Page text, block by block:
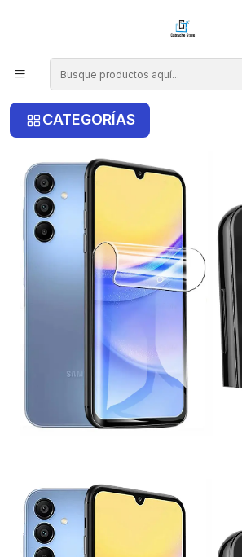
CATEGORÍAS
Inicio
Lamina de Hidrogel Para Samsung
lentes